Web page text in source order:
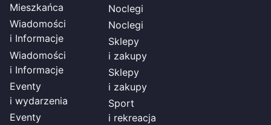
Mieszkańca
Wiadomości
i Informacje
Wiadomości
i Informacje
Eventy
i wydarzenia
Eventy
Noclegi
Noclegi
Sklepy
i zakupy
Sklepy
i zakupy
Sport
i rekreacja